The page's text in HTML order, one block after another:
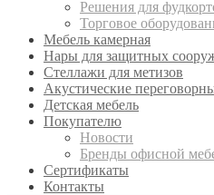
Решения для
Торговое
Мебель камерная
Нары для защитных
Стеллажи для метизов
Акустические
Детская мебель
Покупателю
Новости
Бренды офисной
Сертификаты
Контакты